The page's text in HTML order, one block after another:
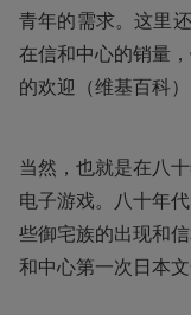
青年的需求。这里
在信和中心的销量
的欢迎（维基百科）
当然，也就是在八
电子游戏。八十年
些御宅族的出现和
和中心第一次日本文